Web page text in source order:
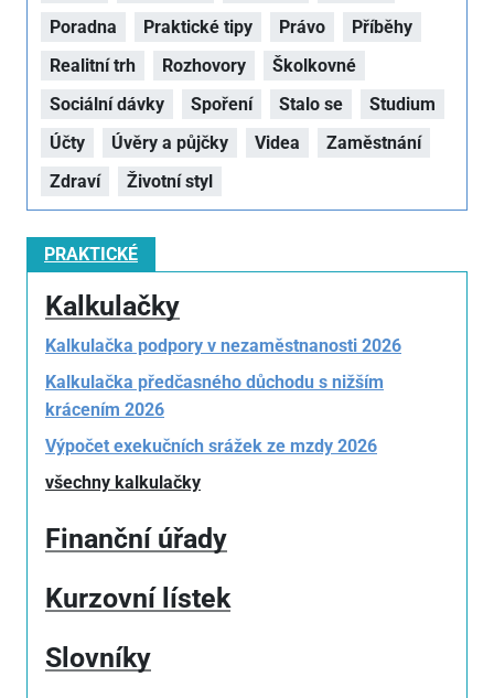
Poradna
Praktické tipy Právo
Příběhy
Realitní trh
Rozhovory
Školkovné
Sociální dávky
Spoření Stalo se
Studium
Účty
Úvěry a půjčky Videa
Zaměstnání
Zdraví
Životní styl
PRAKTICKÉ
Kalkulačky
Kalkulačka podpory v nezaměstnanosti 2026
Kalkulačka předčasného důchodu s nižším
krácením 2026
Výpočet exekučních srážek ze mzdy 2026
všechny kalkulačky
Finanční úřady
Kurzovní lístek
Slovníky